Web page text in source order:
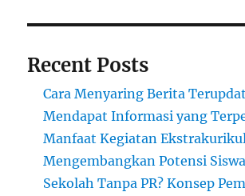
di
Danau
Recent Posts
Cara Menyaring Berita
Mendapat Informasi yang
Manfaat Kegiatan
Mengembangkan Potensi Siswa
Sekolah Tanpa PR? Konsep